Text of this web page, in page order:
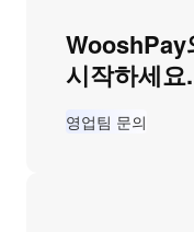
WooshPay
시작하세요.
영업팀 문의